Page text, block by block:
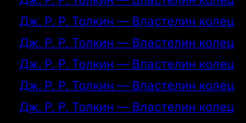
Дж. Р. Р. Толкин — Властелин колец
Дж. Р. Р. Толкин — Властелин колец
Дж. Р. Р. Толкин — Властелин колец
Дж. Р. Р. Толкин — Властелин колец
Дж. Р. Р. Толкин — Властелин колец